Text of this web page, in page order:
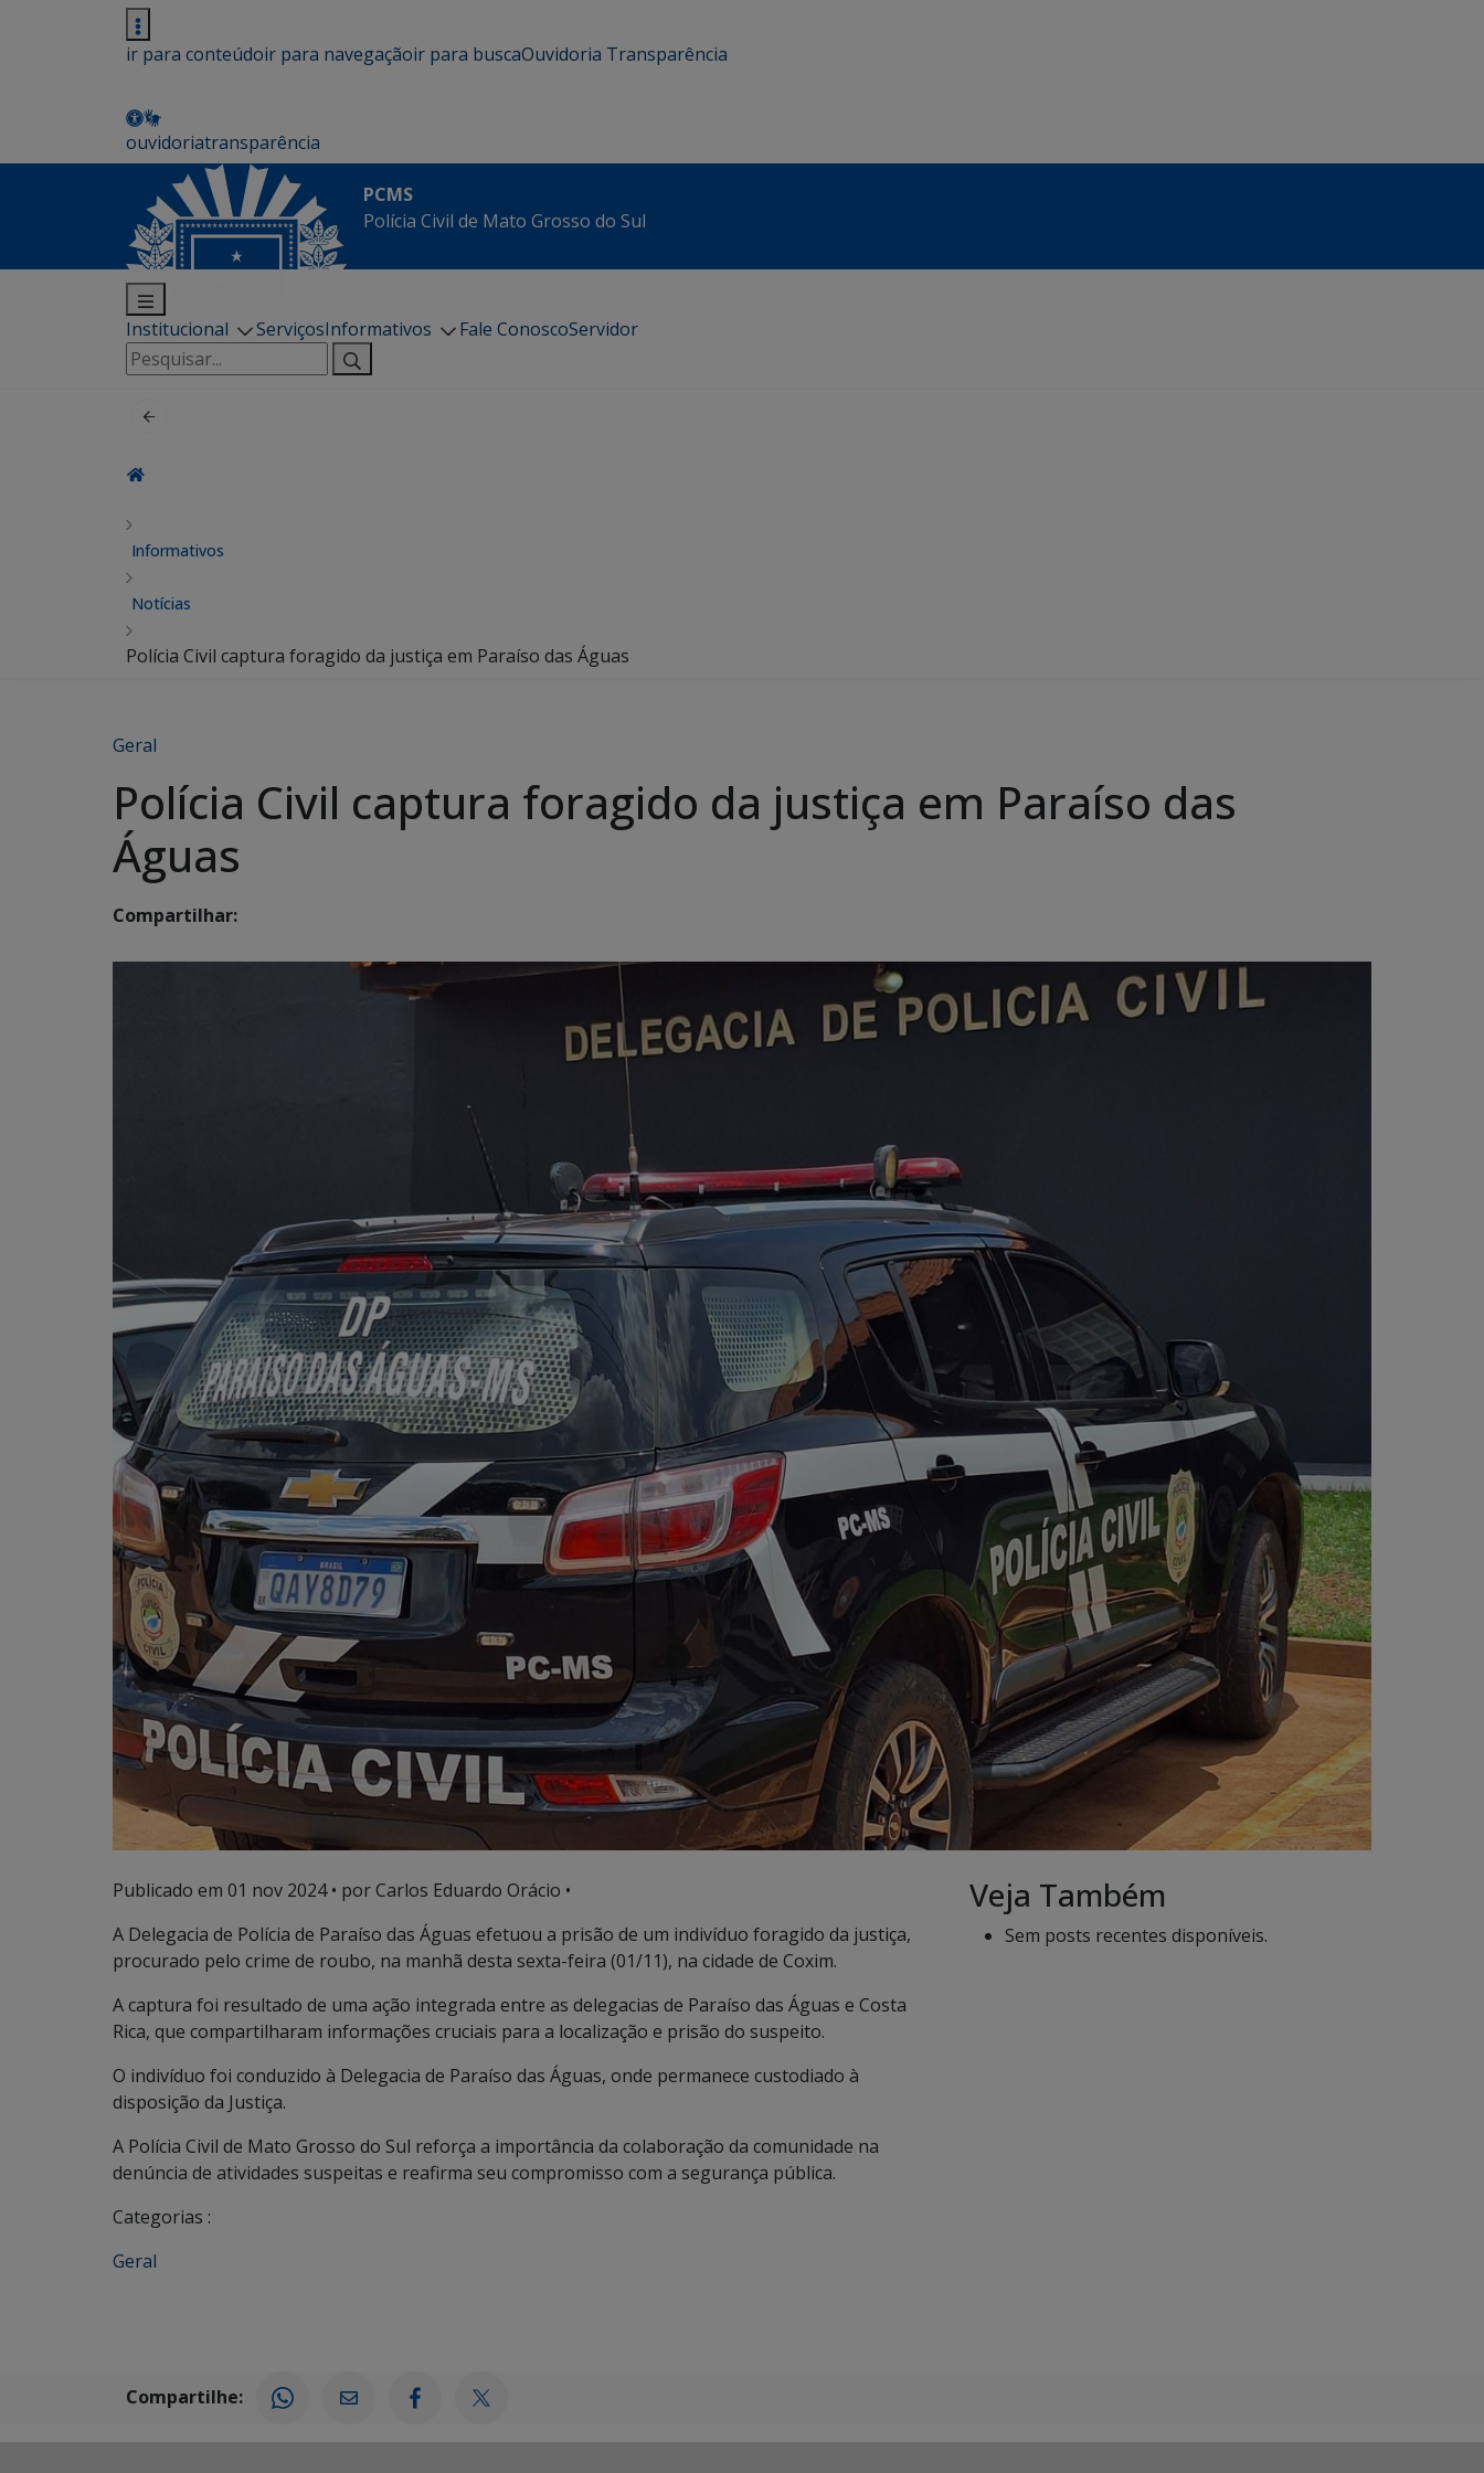
ir para conteúdoir para navegaçãoir para buscaOuvidoria Transparência
ouvidoriatransparência
PCMS
Polícia Civil de Mato Grosso do Sul
Institucional ServiçosInformativos Fale ConoscoServidor
Pesquisar
por:
Informativos
Notícias
Polícia Civil captura foragido da justiça em Paraíso das Águas
Geral
Polícia Civil captura foragido da justiça em Paraíso das
Águas
Compartilhar:
Publicado em 01 nov 2024• por Carlos Eduardo Orácio •
A Delegacia de Polícia de Paraíso das Águas efetuou a prisão de um indivíduo foragido da justiça,
procurado pelo crime de roubo, na manhã desta sexta-feira (01/11), na cidade de Coxim.
A captura foi resultado de uma ação integrada entre as delegacias de Paraíso das Águas e Costa
Rica, que compartilharam informações cruciais para a localização e prisão do suspeito.
O indivíduo foi conduzido à Delegacia de Paraíso das Águas, onde permanece custodiado à
disposição da Justiça.
A Polícia Civil de Mato Grosso do Sul reforça a importância da colaboração da comunidade na
denúncia de atividades suspeitas e reafirma seu compromisso com a segurança pública.
Categorias :
Geral
Veja Também
Sem posts recentes disponíveis.
Compartilhe: